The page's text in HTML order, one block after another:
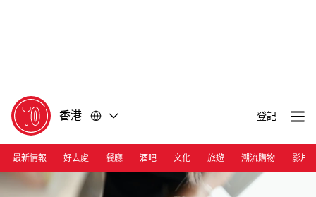
香港 登記
最新情報 好去處 餐廳 酒吧 文化 旅遊 潮流購物 影片